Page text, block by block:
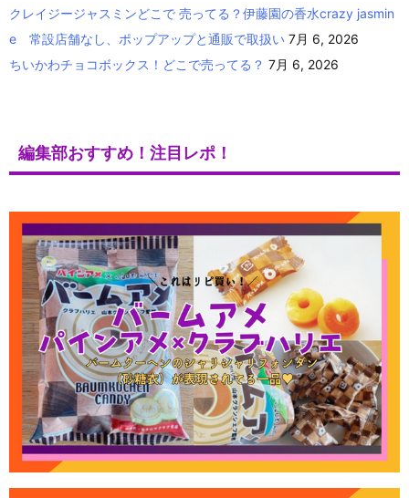
クレイジージャスミンどこで 売ってる？伊藤園の香水crazy jasmin
e 常設店舗なし、ポップアップと通販で取扱い 7月 6, 2026
ちいかわチョコボックス！どこで売ってる？ 7月 6, 2026
編集部おすすめ！注目レポ！